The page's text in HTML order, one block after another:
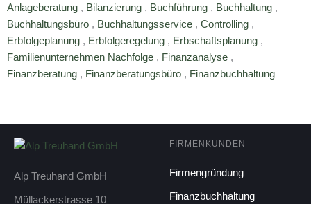
Anlageberatung , Bilanzierung , Buchführung , Buchhaltung ,
Buchhaltungsbüro , Buchhaltungsservice , Controlling ,
Erbfolgeplanung , Erbfolgeregelung , Erbschaftsplanung ,
Familienunternehmen Nachfolge , Finanzanalyse ,
Finanzberatung , Finanzberatungsbüro , Finanzbuchhaltung
Alp Treuhand GmbH
Müllackerstrasse 10
FIRMENKUNDEN
Firmengründung
Finanzbuchhaltung